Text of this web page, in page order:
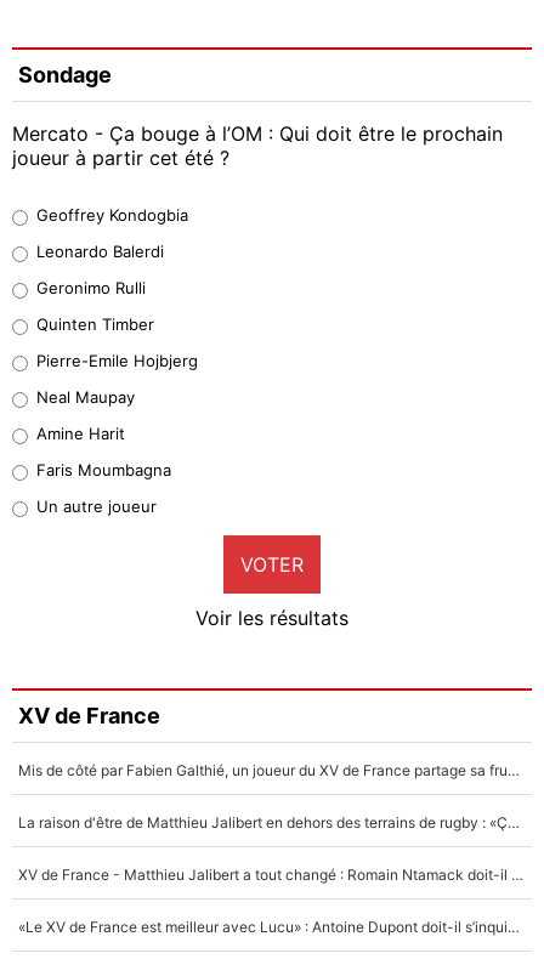
Sondage
Mercato - Ça bouge à l’OM : Qui doit être le prochain
joueur à partir cet été ?
38%
32%
5%
1%
9%
Faris Moumbagna
5%
Un autre joueur
5%
Geoffrey Kondogbia
Leonardo Balerdi
Geronimo Rulli
Quinten Timber
Pierre-Emile Hojbjerg
Neal Maupay
Amine Harit
Faris Moumbagna
Un autre joueur
VOTER
Voir les résultats
XV de France
Mis de côté par Fabien Galthié, un joueur du XV de France partage sa frustration : «ils ne me l’ont pas dit tout de suite»
La raison d'être de Matthieu Jalibert en dehors des terrains de rugby : «Ça m'atteint autant que si tu touches à un membre de ma famille»
XV de France - Matthieu Jalibert a tout changé : Romain Ntamack doit-il s’inquiéter pour sa place à un an de la Coupe du monde ?
«Le XV de France est meilleur avec Lucu» : Antoine Dupont doit-il s’inquiéter pour sa place ?